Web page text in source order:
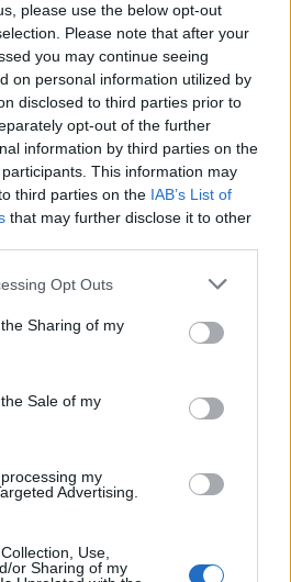
please use the below opt-out
Please note that after your
you may continue seeing
on personal information utilized by
disclosed to third parties prior to
opt-out of the further
information by third parties on the
participants. This information may
third parties on the IAB’s List of
that may further disclose it to other
Opt Outs
Sharing of my
Sale of my
my
Advertising.
Use,
or Sharing of my
vestits de paper guanyen força enguany
més modistes i gairebé 40 peces a
juliol de 2026
serà una oportunitat també per a
de les Festes Majors d’Amposta”
juliol de 2026
juliol de 2026